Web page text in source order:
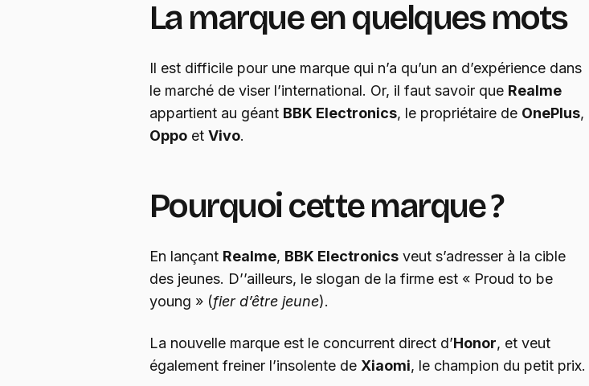
La marque en quelques mots
Il est difficile pour une marque qui n’a qu’un an d’expérience dans
le marché de viser l’international. Or, il faut savoir que Realme
appartient au géant BBK Electronics, le propriétaire de OnePlus,
Oppo et Vivo.
Pourquoi cette marque ?
En lançant Realme, BBK Electronics veut s’adresser à la cible
des jeunes. D’’ailleurs, le slogan de la firme est « Proud to be
young » (fier d’être jeune).
La nouvelle marque est le concurrent direct d’Honor, et veut
également freiner l’insolente de Xiaomi, le champion du petit prix.